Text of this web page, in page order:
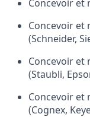
Concevoir et
Concevoir
(Schneider,
Concevoir
(Staubli,
Concevoir et
(Cognex,